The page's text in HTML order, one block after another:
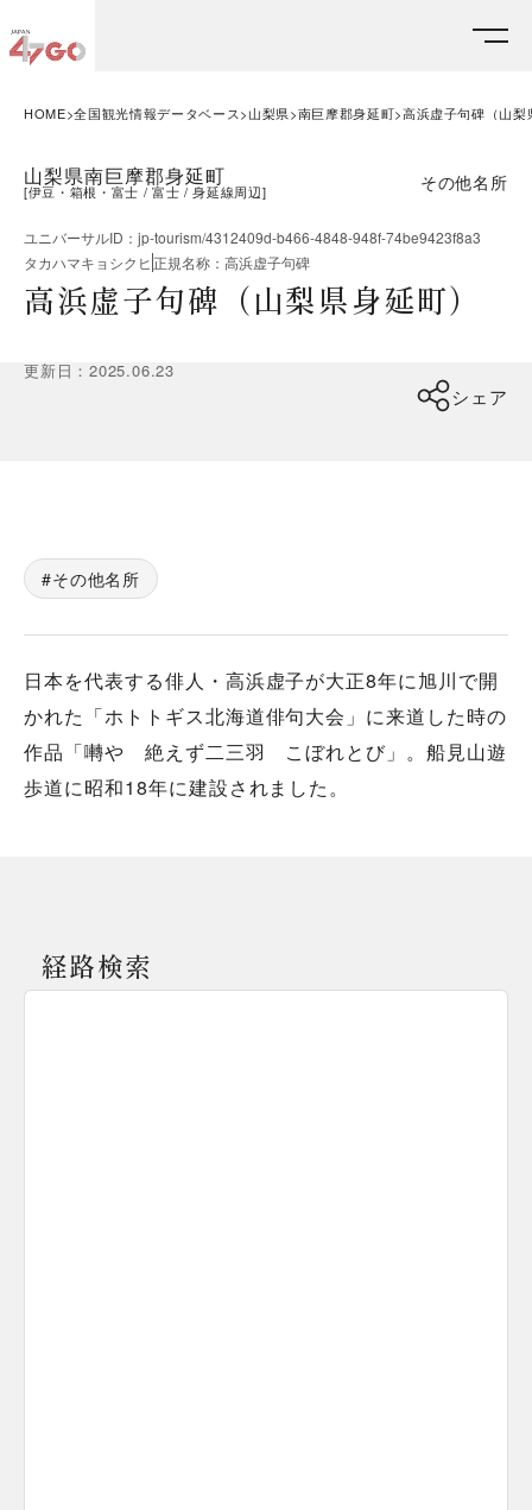
HOME 全国観光情報データベース 山梨県 南巨摩郡身延町 高浜虚子句碑（山梨
山梨県南巨摩郡身延町
[伊豆・箱根・富士 富士 身延線周辺] その他名所
ユニバーサルID ： jp-tourism/4312409d-b466-4848-948f-74be9423f8a3
タカハマキョシクヒ正規名称 ： 高浜虚子句碑
高浜虚子句碑（山梨県身延町）
更新日 ：2025.06.23
シェア
その他名所
日本を代表する俳人・高浜虚子が大正8年に旭川で開
かれた「ホトトギス北海道俳句大会」に来道した時の
作品「囀や 絶えず二三羽 こぼれとび」。船見山遊
歩道に昭和18年に建設されました。
経路検索